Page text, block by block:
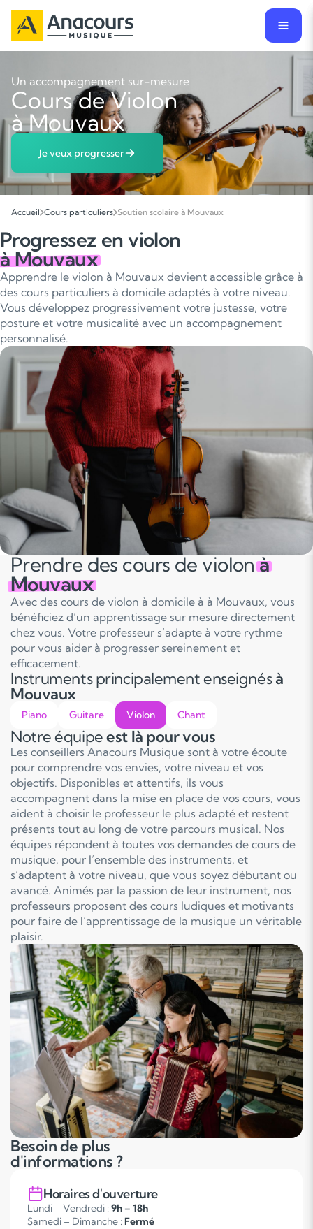
Un accompagnement sur-mesure
Cours de Violon
à Mouvaux
Je veux progresser
Accueil Cours particuliers Soutien scolaire à Mouvaux
Progressez en violon
à Mouvaux
Apprendre le violon à Mouvaux devient accessible grâce à
des cours particuliers à domicile adaptés à votre niveau.
Vous développez progressivement votre justesse, votre
posture et votre musicalité avec un accompagnement
personnalisé.
Prendre des cours de violonà
Mouvaux
Avec des cours de violon à domicile à à Mouvaux, vous
bénéficiez d’un apprentissage sur mesure directement
chez vous. Votre professeur s’adapte à votre rythme
pour vous aider à progresser sereinement et
efficacement.
Instruments principalement enseignésà
Mouvaux
Piano Guitare Violon Chant
Notre équipeest là pour vous
Les conseillers Anacours Musique sont à votre écoute
pour comprendre vos envies, votre niveau et vos
objectifs. Disponibles et attentifs, ils vous
accompagnent dans la mise en place de vos cours, vous
aident à choisir le professeur le plus adapté et restent
présents tout au long de votre parcours musical. Nos
équipes répondent à toutes vos demandes de cours de
musique, pour l’ensemble des instruments, et
s’adaptent à votre niveau, que vous soyez débutant ou
avancé. Animés par la passion de leur instrument, nos
professeurs proposent des cours ludiques et motivants
pour faire de l’apprentissage de la musique un véritable
plaisir.
Besoin de plus
d'informations ?
Horaires d'ouverture
Lundi – Vendredi : 9h – 18h
Samedi – Dimanche : Fermé